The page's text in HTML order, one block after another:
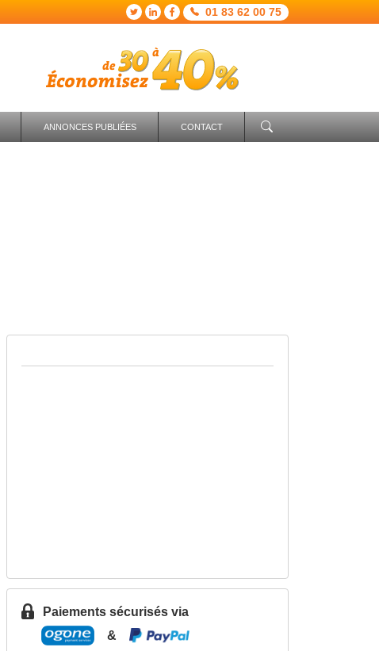
01 83 62 00 75
ANNONCES PUBLIÉES CONTACT
Paiements sécurisés via
&